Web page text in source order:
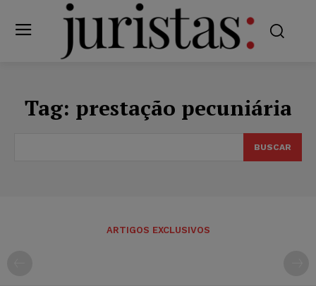
Tag: prestação pecuniária
BUSCAR
ARTIGOS EXCLUSIVOS